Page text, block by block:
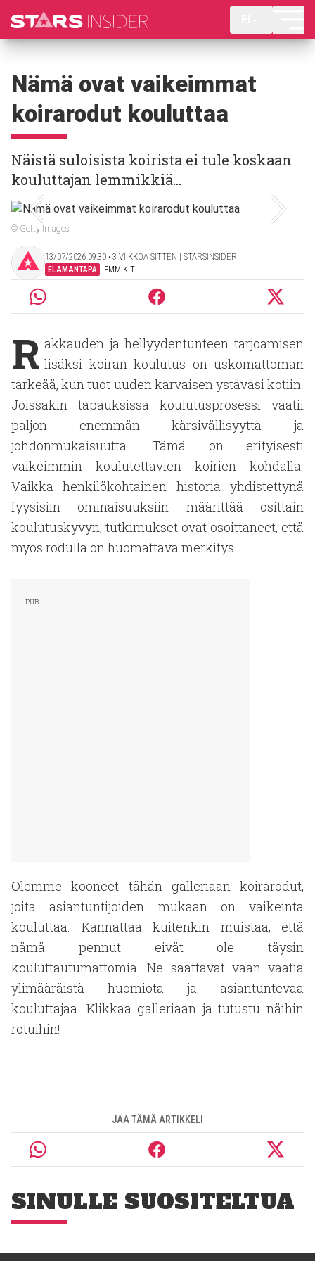
Nämä ovat vaikeimmat
koirarodut kouluttaa
Näistä suloisista koirista ei tule koskaan
kouluttajan lemmikkiä...
© Getty Images
13/07/2026 09:30 ‧ 3 VIIKKOA SITTEN | STARSINSIDER
ELÄMÄNTAPA LEMMIKIT
R akkauden ja hellyydentunteen tarjoamisen
lisäksi koiran koulutus on uskomattoman
tärkeää, kun tuot uuden karvaisen ystäväsi kotiin.
Joissakin tapauksissa koulutusprosessi vaatii
paljon enemmän kärsivällisyyttä ja
johdonmukaisuutta. Tämä on erityisesti
vaikeimmin koulutettavien koirien kohdalla.
Vaikka henkilökohtainen historia yhdistettynä
fyysisiin ominaisuuksiin määrittää osittain
koulutuskyvyn, tutkimukset ovat osoittaneet, että
myös rodulla on huomattava merkitys.
Olemme kooneet tähän galleriaan koirarodut,
joita asiantuntijoiden mukaan on vaikeinta
kouluttaa. Kannattaa kuitenkin muistaa, että
nämä pennut eivät ole täysin
kouluttautumattomia. Ne saattavat vaan vaatia
ylimääräistä huomiota ja asiantuntevaa
kouluttajaa. Klikkaa galleriaan ja tutustu näihin
rotuihin!
JAA TÄMÄ ARTIKKELI
SINULLE SUOSITELTUA